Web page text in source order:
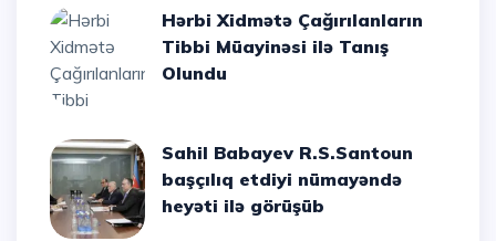
Hərbi Xidmətə Çağırılanların
Tibbi Müayinəsi ilə Tanış
Olundu
Sahil Babayev R.S.Santoun
başçılıq etdiyi nümayəndə
heyəti ilə görüşüb